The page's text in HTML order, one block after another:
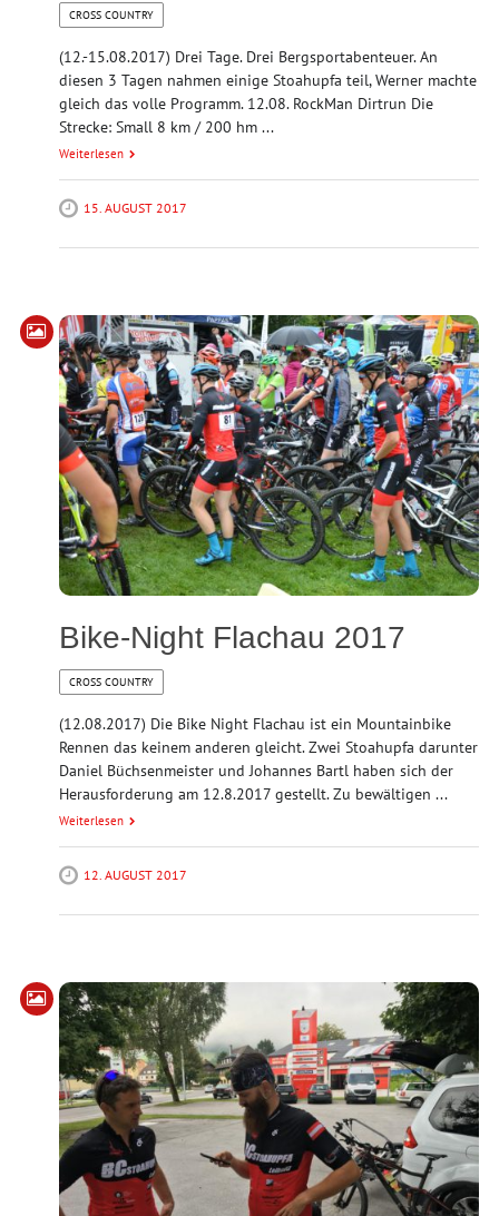
CROSS COUNTRY
(12.-15.08.2017) Drei Tage. Drei Bergsportabenteuer. An
diesen 3 Tagen nahmen einige Stoahupfa teil, Werner machte
gleich das volle Programm. 12.08. RockMan Dirtrun Die
Strecke: Small 8 km / 200 hm ...
Weiterlesen
15. AUGUST 2017
Bike-Night Flachau 2017
CROSS COUNTRY
(12.08.2017) Die Bike Night Flachau ist ein Mountainbike
Rennen das keinem anderen gleicht. Zwei Stoahupfa darunter
Daniel Büchsenmeister und Johannes Bartl haben sich der
Herausforderung am 12.8.2017 gestellt. Zu bewältigen ...
Weiterlesen
12. AUGUST 2017